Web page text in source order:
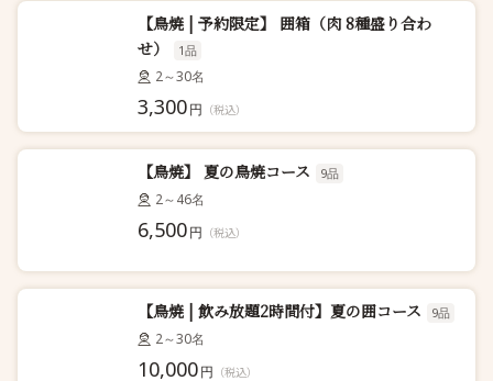
【鳥焼 | 予約限定】 囲箱（肉 8種盛り合わ
せ）
1品
2～30名
3,300円 （税込）
【鳥焼】 夏の鳥焼コース 9品
2～46名
6,500円 （税込）
【鳥焼 | 飲み放題2時間付】夏の囲コース 9品
2～30名
10,000円 （税込）